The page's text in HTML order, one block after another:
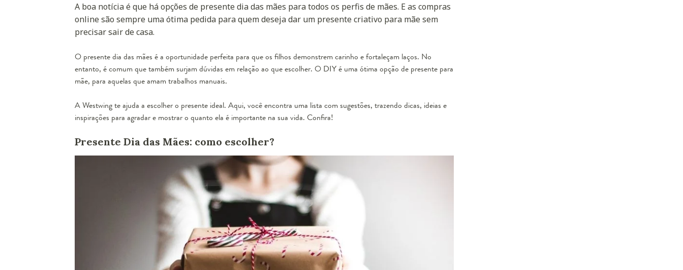
A boa notícia é que há opções de presente dia das mães para todos os perfis de mães. E as compras
online são sempre uma ótima pedida para quem deseja dar um presente criativo para mãe sem
precisar sair de casa.
O presente dia das mães é a oportunidade perfeita para que os filhos demonstrem carinho e fortaleçam laços. No
entanto, é comum que também surjam dúvidas em relação ao que escolher. O DIY é uma ótima opção de presente para
mãe, para aquelas que amam trabalhos manuais.
A Westwing te ajuda a escolher o presente ideal. Aqui, você encontra uma lista com sugestões, trazendo dicas, ideias e
inspirações para agradar e mostrar o quanto ela é importante na sua vida. Confira!
Presente Dia das Mães: como escolher?